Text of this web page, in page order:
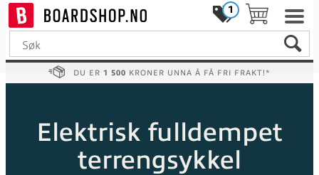
1
DU ER 1 500 KRONER UNNA Å FÅ FRI FRAKT!*
Elektrisk fulldempet
terrengsykkel